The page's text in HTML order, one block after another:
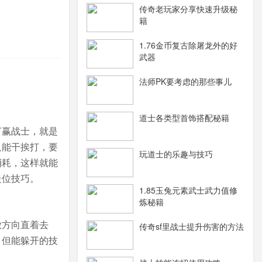
战士，就是
干挨打，要
，这样就能
技巧。
向直着去
能躲开的技
传奇老玩家分享快速升级秘
籍
1.76金币复古除屠龙外的好
武器
法师PK要考虑的那些事儿
道士各类型首饰搭配秘籍
玩道士的乐趣与技巧
1.85玉兔元素武士武力值修
炼秘籍
传奇sf里战士提升伤害的方法